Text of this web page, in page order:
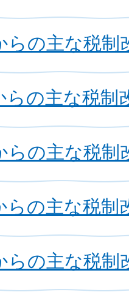
らの主な税制
らの主な税制
らの主な税制
らの主な税制
らの主な税制